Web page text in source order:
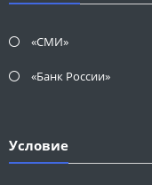
«СМИ»
«Банк России»
Условие